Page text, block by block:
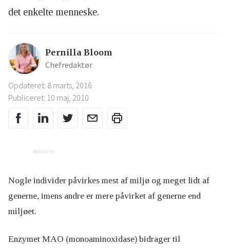
det enkelte menneske.
Pernilla Bloom
Chefredaktør
Opdateret: 8 marts, 2016
Publiceret: 10 maj, 2010
Reklame:
Nogle individer påvirkes mest af miljø og meget lidt af
generne, imens andre er mere påvirket af generne end
miljøet.
Enzymet MAO (monoaminoxidase) bidrager til